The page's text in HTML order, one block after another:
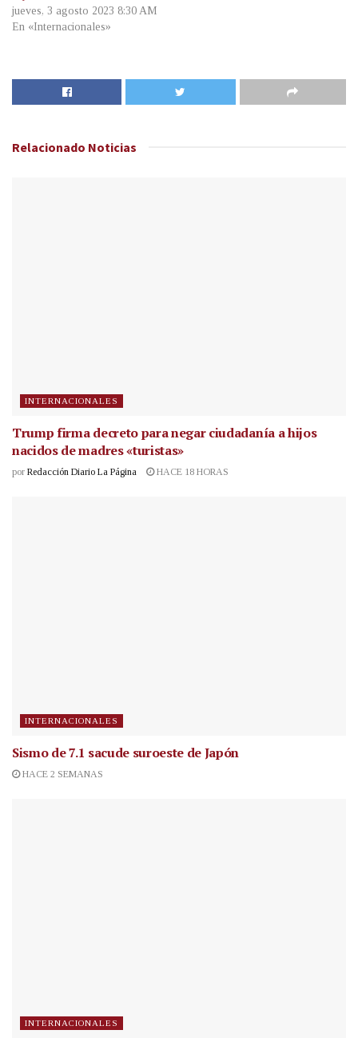
jueves, 3 agosto 2023 8:30 AM
En «Internacionales»
Relacionado Noticias
INTERNACIONALES
Trump firma decreto para negar ciudadanía a hijos
nacidos de madres «turistas»
por Redacción Diario La Página HACE 18 HORAS
INTERNACIONALES
Sismo de 7.1 sacude suroeste de Japón
HACE 2 SEMANAS
INTERNACIONALES